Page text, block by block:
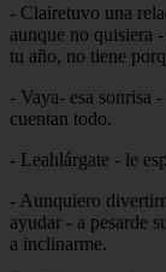
- Clairetuvo una
aunque no quisiera
tu año, no tiene
- Vaya- esa sonrisa
cuentan todo.
- Leahlárgate - le
- Aunquiero
ayudar - a pesarde
a inclinarme.